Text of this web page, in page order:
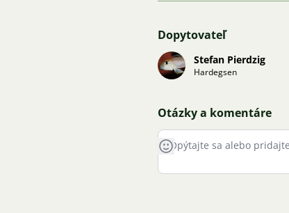
Dopytovateľ
Stefan Pierdzig
Hardegsen
Otázky a komentáre